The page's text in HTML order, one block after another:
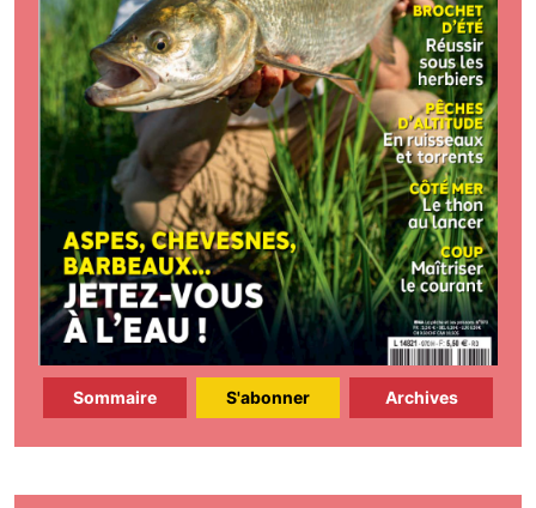
Sommaire S'abonner Archives